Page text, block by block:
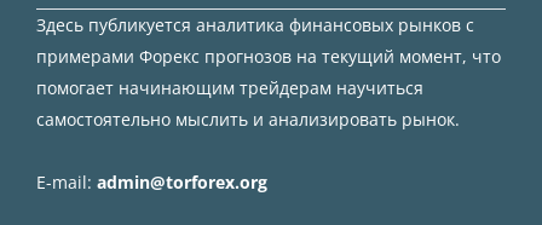
Здесь публикуется аналитика финансовых рынков с
примерами Форекс прогнозов на текущий момент, что
помогает начинающим трейдерам научиться
самостоятельно мыслить и анализировать рынок.
E-mail: admin@torforex.org